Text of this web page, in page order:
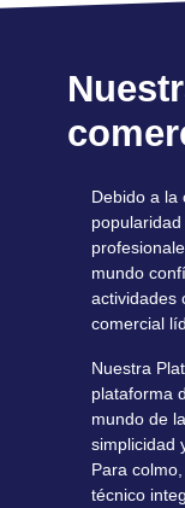
Debido a la
mundo
actividades
comercial
Nuestra
plataforma
mundo de
simplicidad
Para
técnico